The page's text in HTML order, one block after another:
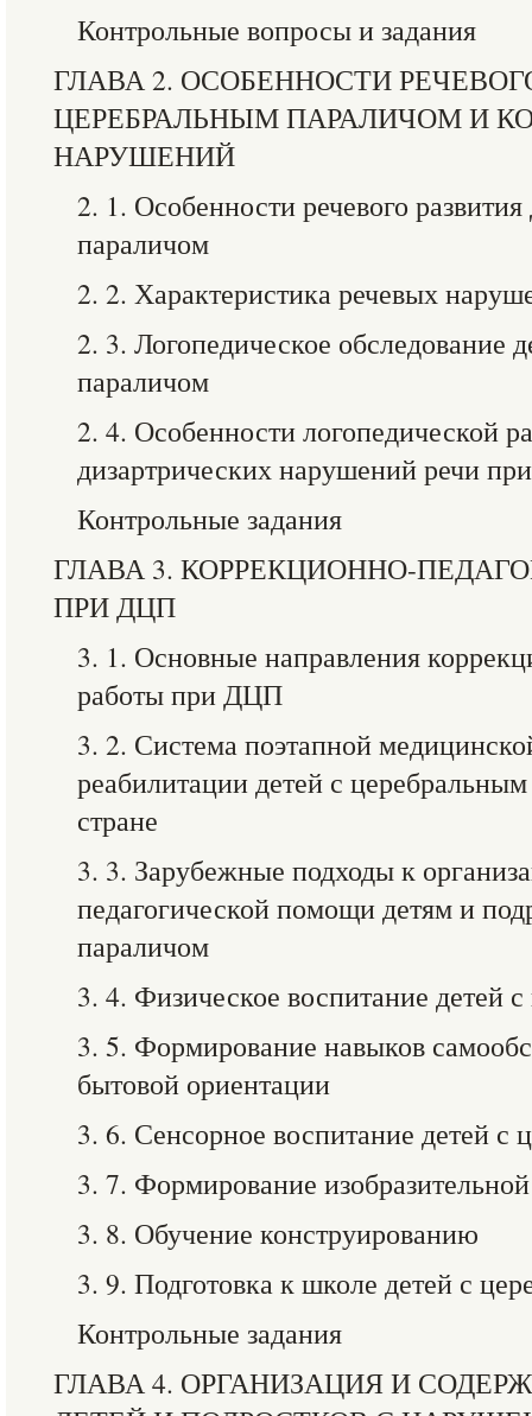
Контрольные вопросы и задания
ГЛАВА 2. ОСОБЕННОСТИ
ЦЕРЕБРАЛЬНЫМ ПАРАЛИЧОМ И
НАРУШЕНИЙ
2. 1. Особенности речевого
параличом
2. 2. Характеристика речевых
2. 3. Логопедическое обследование
параличом
2. 4. Особенности логопедической
дизартрических нарушений речи
Контрольные задания
ГЛАВА 3. КОРРЕКЦИОННО-
ПРИ ДЦП
3. 1. Основные направления
работы при ДЦП
3. 2. Система поэтапной
реабилитации детей с
стране
3. 3. Зарубежные подходы к
педагогической помощи детям и
параличом
3. 4. Физическое воспитание детей
3. 5. Формирование навыков
бытовой ориентации
3. 6. Сенсорное воспитание детей с
3. 7. Формирование
3. 8. Обучение конструированию
3. 9. Подготовка к школе детей с
Контрольные задания
ГЛАВА 4. ОРГАНИЗАЦИЯ И